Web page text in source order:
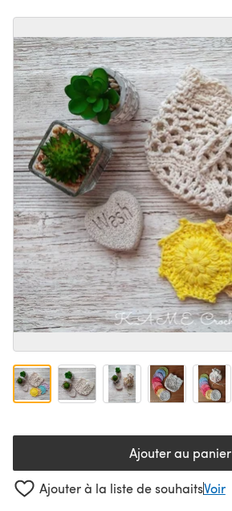
Ajouter au panier
Ajouter à la liste de souhaitsVoir